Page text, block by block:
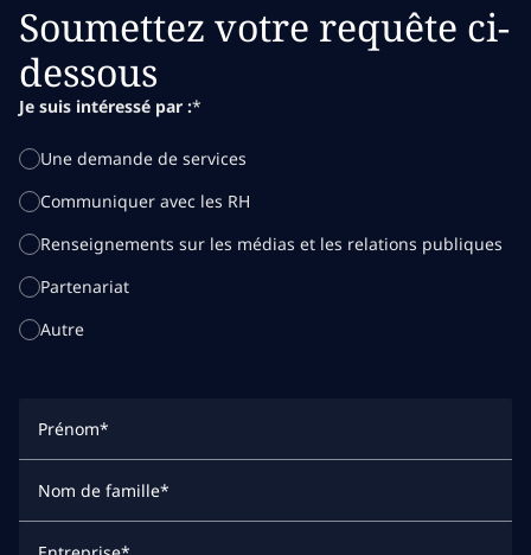
Soumettez votre requête ci-
dessous
Je suis intéressé par :*
Une demande de services
Communiquer avec les RH
Renseignements sur les médias et les relations publiques
Partenariat
Autre
Prénom*
Nom de famille*